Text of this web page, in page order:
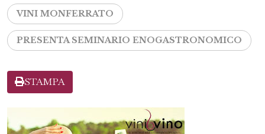
VINI MONFERRATO
PRESENTA SEMINARIO ENOGASTRONOMICO
STAMPA